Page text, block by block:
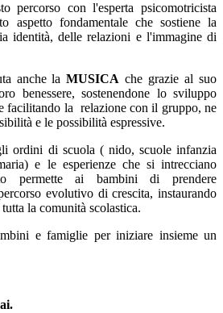
percorso con l'esperta psicomotricista
aspetto fondamentale che sostiene la
identità, delle relazioni e l'immagine di
anche laMUSICA che grazie al suo
benessere, sostenendone lo sviluppo
facilitando la relazione con il gruppo, ne
e le possibilità espressive.
ordini di scuola ( nido, scuole infanzia
e le esperienze che si intrecciano
permette ai bambini di prendere
evolutivo di crescita, instaurando
la comunità scolastica.
e famiglie per iniziare insieme un